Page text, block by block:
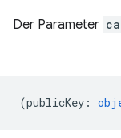
Der Parameter
(publicKey :